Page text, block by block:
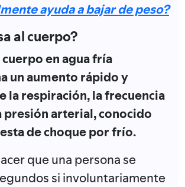
ayuda a bajar de peso?
al cuerpo?
en agua fría
un aumento rápido y
la respiración, la frecuencia
presión arterial, conocido
de choque por frío.
que una persona se
si involuntariamente